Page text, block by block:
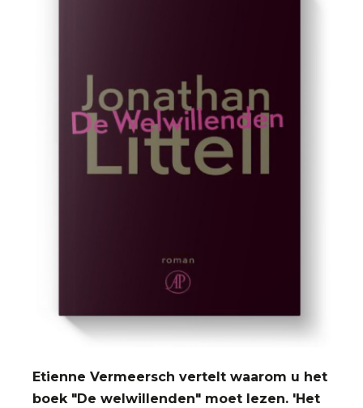
Etienne Vermeersch vertelt waarom u het
boek "De welwillenden" moet lezen. 'Het